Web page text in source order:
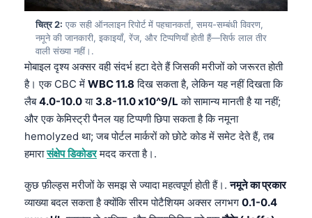
चित्र 2: एक सही ऑनलाइन रिपोर्ट में पहचानकर्ता, समय-सम्बंधी विवरण,
नमूने की जानकारी, इकाइयाँ, रेंज, और टिप्पणियाँ होती हैं—सिर्फ लाल तीर
वाली संख्या नहीं।.
मोबाइल दृश्य अक्सर वही संदर्भ हटा देते हैं जिसकी मरीजों को जरूरत होती
है। एक CBC में WBC 11.8 दिख सकता है, लेकिन यह नहीं दिखता कि
लैब4.0-10.0या 3.8-11.0 x10^9/L को सामान्य मानती है या नहीं;
और एक केमिस्ट्री पैनल यह टिप्पणी छिपा सकता है कि नमूना
hemolyzed था; जब पोर्टल मार्करों को छोटे कोड में समेट देते हैं, तब
हमारासंक्षेप डिकोडरमदद करता है।.
कुछ फ़ील्ड्स मरीजों के समझ से ज्यादा महत्वपूर्ण होती हैं।.नमूने का प्रकार
व्याख्या बदल सकता है क्योंकि सीरम पोटैशियम अक्सर लगभग 0.1-0.4